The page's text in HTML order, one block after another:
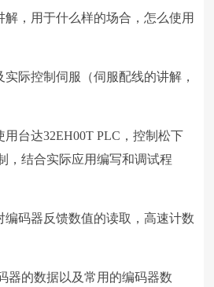
解，用于什么样的场合，怎么使用
际控制伺服（伺服配线的讲解，
台达32EH00T PLC，控制松下
，结合实际应用编写和调试程
编码器反馈数值的读取，高速计数
的数据以及常用的编码器数